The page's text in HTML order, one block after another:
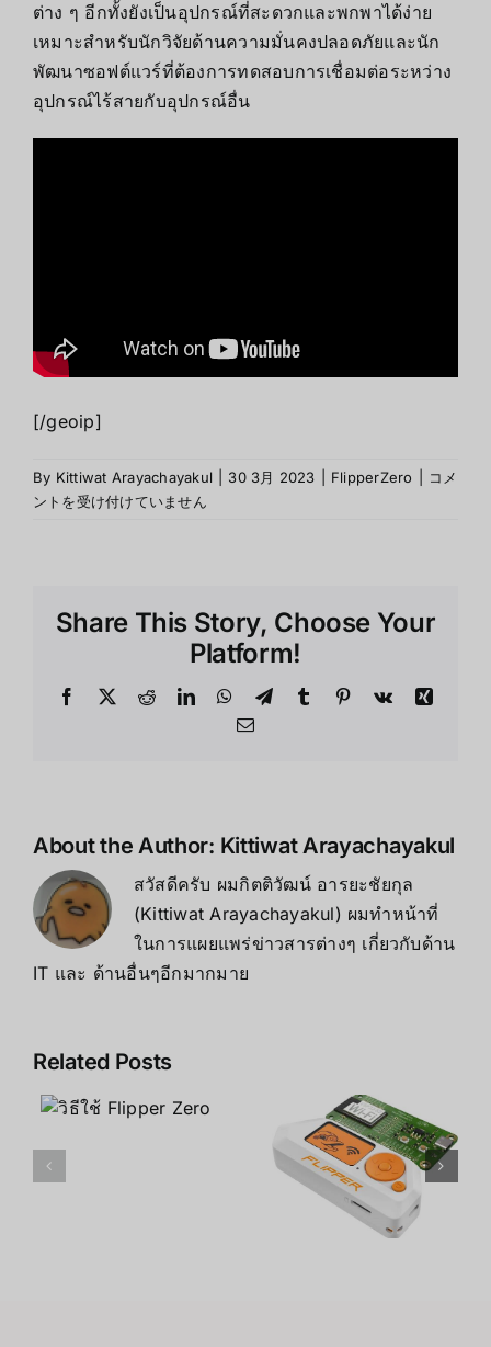
ต่าง ๆ อีกทั้งยังเป็นอุปกรณ์ที่สะดวกและพกพาได้ง่าย
เหมาะสำหรับนักวิจัยด้านความมั่นคงปลอดภัยและนัก
พัฒนาซอฟต์แวร์ที่ต้องการทดสอบการเชื่อมต่อระหว่าง
อุปกรณ์ไร้สายกับอุปกรณ์อื่น
[/geoip]
By Kittiwat Arayachayakul 30 3月 2023 FlipperZero
Flipper
ได้
は
コメ
ントを受け付けていません
Share This Story, Choose Your
Platform!
Facebook
X RedditLinkedInWhatsApp
TelegramTumblr Pinterest
Vk
Xing
Email
About the Author: Kittiwat Arayachayakul
สวัสดีครับ ผมกิตติวัฒน์ อารยะชัยกุล
(Kittiwat Arayachayakul) ผมทำหน้าที่
ในการแผยแพร่ข่าวสารต่างๆ เกี่ยวกับด้าน
IT และ ด้านอื่นๆอีกมากมาย
Related Posts
Flipper
Zero คือ
อะไร